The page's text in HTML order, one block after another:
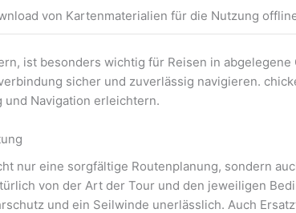
von Kartenmaterialien für die Nutzung
ist besonders wichtig für Reisen in
sicher und zuverlässig navigieren.
und Navigation erleichtern.
nur eine sorgfältige Routenplanung, sondern
von der Art der Tour und den jeweiligen
und ein Seilwinde unerlässlich. Auch